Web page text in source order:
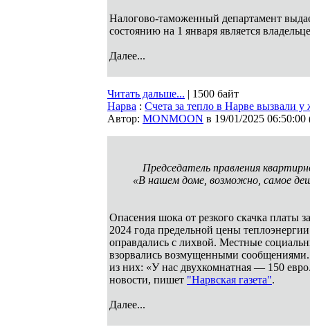
Налогово-таможенный департамент
состоянию на 1 января является
Далее...
Читать дальше... | 1500 байт
Нарва : Счета за тепло в Нарве вызвали
Автор: MONMOON в 19/01/2025 06:50:00
Председатель правления
«В нашем доме, возможно, самое
Опасения шока от резкого скачка платы
2024 года предельной цены
оправдались с лихвой. Местные
взорвались возмущенными
из них: «У нас двухкомнатная — 150
новости, пишет "Нарвская газета".
Далее...